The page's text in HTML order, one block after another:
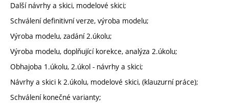
Další návrhy a skici, modelové skici;
Schválení definitivní verze, výroba modelu;
Výroba modelu, zadání 2.úkolu;
Výroba modelu, doplňující korekce, analýza 2.úkolu;
Obhajoba 1.úkolu, 2.úkol - návrhy a skici;
Návrhy a skici k 2.úkolu, modelové skici, (klauzurní práce);
Schválení konečné varianty;